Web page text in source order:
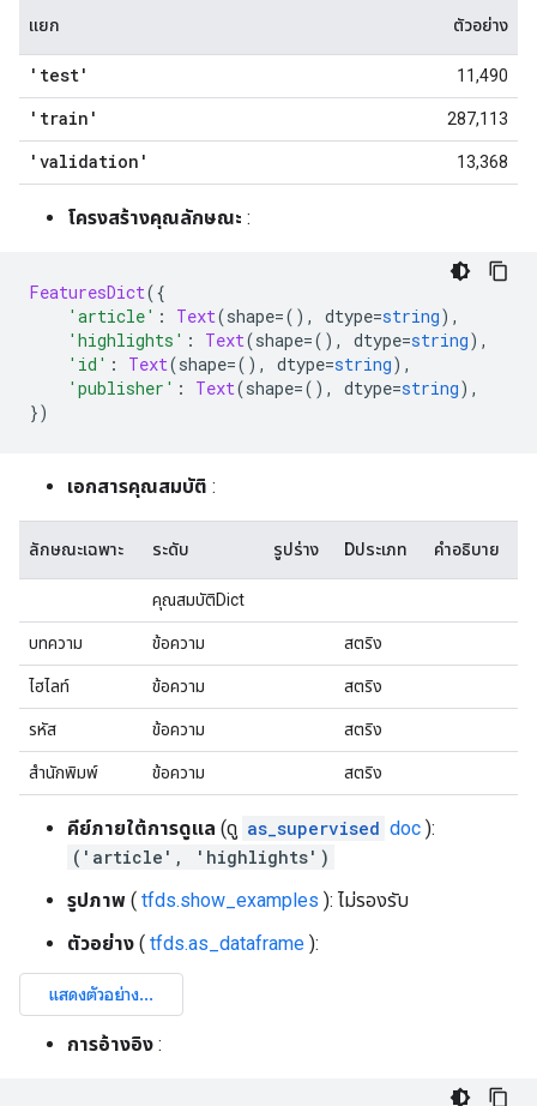
แยก ตัวอย่าง
'test' 11,490
'train' 287,113
'validation' 13,368
โครงสร้างคุณลักษณะ :
FeaturesDict({
'article' : Text(shape=(), dtype=string),
'highlights' : Text(shape=(), dtype=string),
'id' : Text(shape=(), dtype=string),
'publisher' : Text(shape=(), dtype=string),
})
เอกสารคุณสมบัติ :
ลักษณะเฉพาะ ระดับ รูปร่าง Dประเภท คำอธิบาย
คุณสมบัติDict
บทความ ข้อความ สตริง
ไฮไลท์ ข้อความ สตริง
รหัส ข้อความ สตริง
สำนักพิมพ์ ข้อความ สตริง
คีย์ภายใต้การดูแล (ดู as_supervised doc ):
('article', 'highlights')
รูปภาพ ( tfds.show_examples ): ไม่รองรับ
ตัวอย่าง ( tfds.as_dataframe ):
การอ้างอิง :